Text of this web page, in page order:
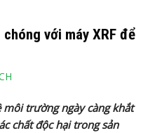
chóng với máy XRF để
môi trường ngày càng khắt
chất độc hại trong sản